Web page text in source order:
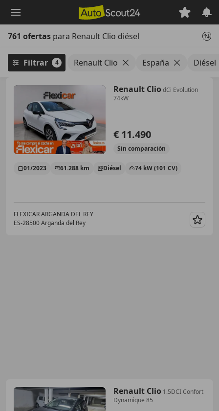
principal
761 ofertas para Renault Clio diésel
Filtrar 4 Renault Clio España Diésel
Renault Clio dCi Evolution
74kW
€ 11.490
Sin comparación
01/2023 61.288 km Diésel 74 kW (101 CV)
FLEXICAR ARGANDA DEL REY
ES-28500 Arganda del Rey
Renault Clio 1.5DCI Confort
Dynamique 85